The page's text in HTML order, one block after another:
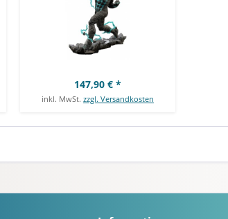
147,90 € *
inkl. MwSt. zzgl. Versandkosten